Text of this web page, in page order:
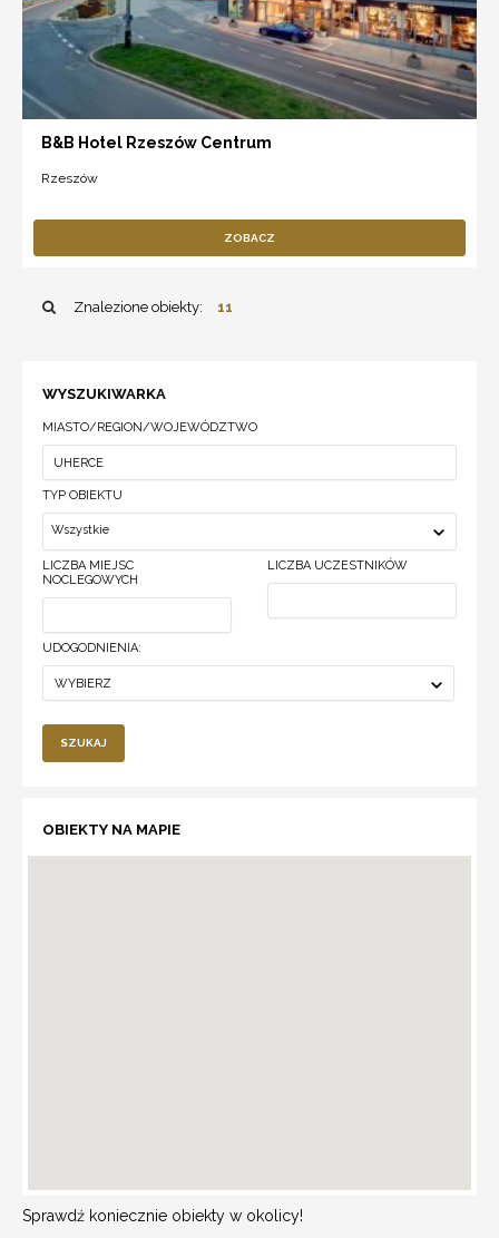
B&B Hotel Rzeszów Centrum
Rzeszów
ZOBACZ
Znalezione obiekty: 11
WYSZUKIWARKA
MIASTO/REGION/WOJEWÓDZTWO
TYP OBIEKTU
Wszystkie
LICZBA MIEJSC
NOCLEGOWYCH
LICZBA UCZESTNIKÓW
UDOGODNIENIA:
WYBIERZ
SZUKAJ
OBIEKTY NA MAPIE
Sprawdź koniecznie obiekty w okolicy!